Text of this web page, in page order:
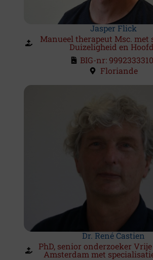
Jasper Flick
Manueel therapeut Msc. met
Duizeligheid en
BIG-nr:
Floriande
Dr. René Castien
PhD, senior onderzoeker
Amsterdam met